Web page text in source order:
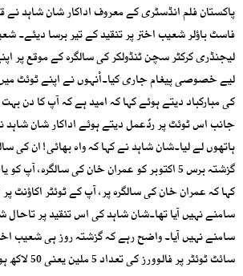
پاکستان فلم انڈسٹری کے معروف اداکار شان شاہد
فاسٹ باؤلر شعیب اختر پر تنقید کے تیر برسا دیئے۔
لیجنڈری کرکٹر سچن ٹنڈولکر کی سالگرہ کے موقع پر
لیے خصوصی پیغام جاری کیا۔اْنہوں نے اپنے ٹوئٹ
کی مبارکباد دیتے ہوئے کہا کہ امید ہے کہ آپ کا دن
جانب اس ٹوئٹ پر ردّعمل دیتے ہوئے اداکار شان
ہاتھوں لے لیا۔شان شاہد نے کہا کہ واہ بھائی! ان کی
گزشتہ برس 5 اکتوبر کو عمران خان کی سالگرہ،
کہا کہ عمران خان کی سالگرہ پر، آپ کے ٹوئٹر اکاؤنٹ
سامنے نہیں آیا تھا۔شان شاہد کی اس تنقید پر
سامنے نہیں آیا۔ واضح رہے کہ گزشتہ روز ہی شعیب
سائٹ ٹوئٹر پر فالوورز کی تعداد 5 ملین یعنی 50 لاکھ ہوئی ہے۔